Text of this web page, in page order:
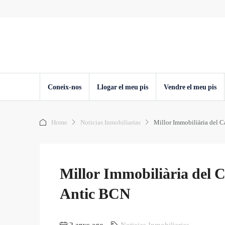
Coneix-nos Llogar el meu pis Vendre el meu pis
Home Noticias Inmobiliarias Millor Immobiliària del
Millor Immobiliària del
Antic BCN